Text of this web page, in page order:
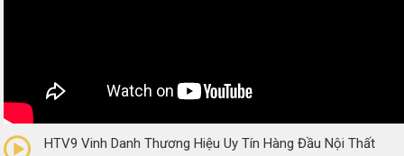
(0 Reviews)
HTV9 Vinh Danh Thương Hiệu Uy Tín Hàng Đầu Nội Thất